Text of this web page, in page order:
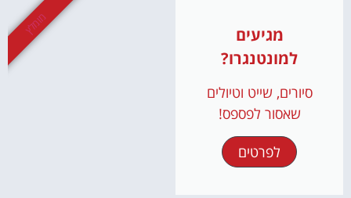
מגיעים
למונטנגרו?
סיורים, שייט וטיולים
שאסור לפספס!
לפרטים
מומלץ